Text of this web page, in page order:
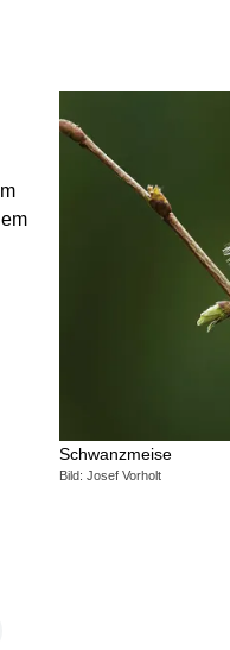
Schwanzmeise
Bild: Josef Vorholt